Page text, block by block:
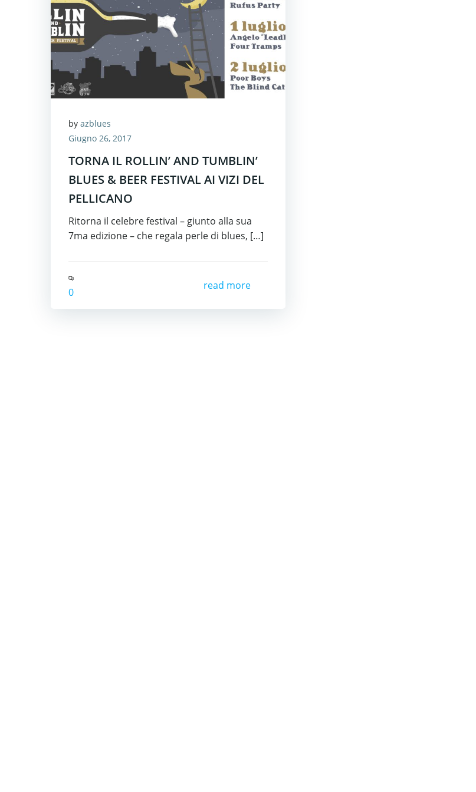
by azblues
Giugno 26, 2017
TORNA IL ROLLIN’ AND TUMBLIN’
BLUES & BEER FESTIVAL AI VIZI DEL
PELLICANO
Ritorna il celebre festival – giunto alla sua
7ma edizione – che regala perle di blues, […]
0
read more